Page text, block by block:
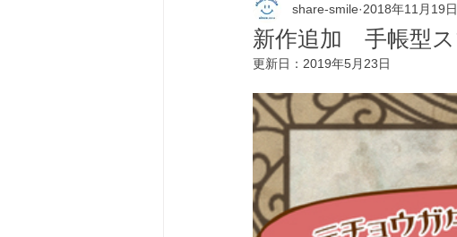
メイディア掲載・動画 フクオカTシ
新作追加 手帳型
share-smile 2018年11月19日
更新日： 2019年5月23日